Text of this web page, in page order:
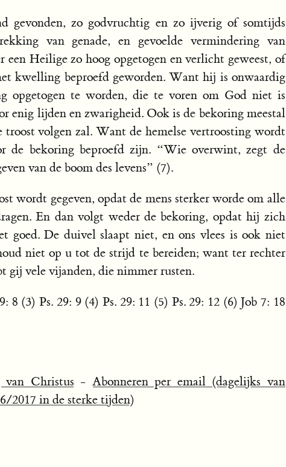
gevonden, zo godvruchtig en zo ijverig of somtijds
van genade, en gevoelde vermindering van
Heilige zo hoog opgetogen en verlicht geweest, of
kwelling beproefd geworden. Want hij is onwaardig
opgetogen te worden, die te voren om God niet is
enig lijden en zwarigheid. Ook is de bekoring meestal
troost volgen zal. Want de hemelse vertroosting wordt
de bekoring beproefd zijn. “Wie overwint, zegt de
van de boom des levens” (7).
wordt gegeven, opdat de mens sterker worde om alle
En dan volgt weder de bekoring, opdat hij zich
goed. De duivel slaapt niet, en ons vlees is ook niet
niet op u tot de strijd te bereiden; want ter rechter
gij vele vijanden, die nimmer rusten.
8 (3) Ps. 29: 9 (4) Ps. 29: 11 (5) Ps. 29: 12 (6) Job 7: 18
Christus - Abonneren per email (dagelijks van
2017 in de sterke tijden)